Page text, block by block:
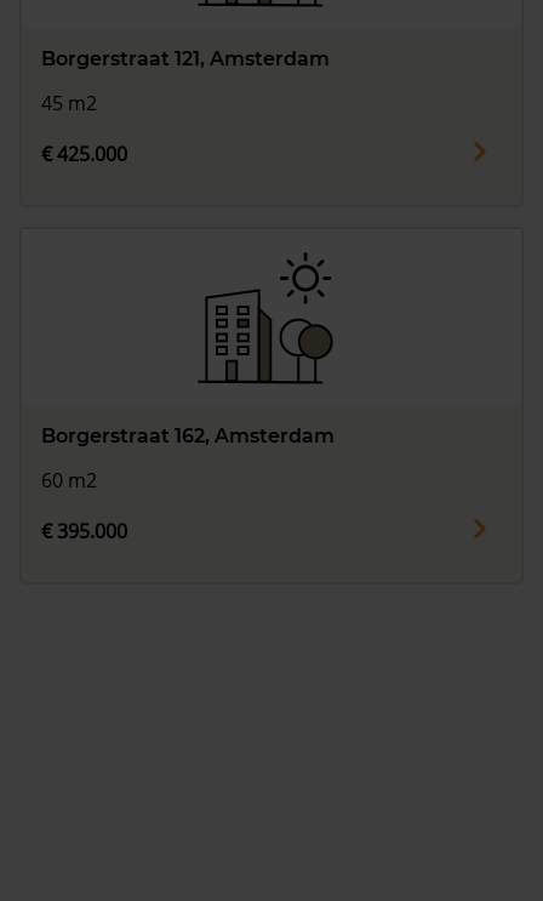
Borgerstraat 121, Amsterdam
45 m2
€ 425.000
Borgerstraat 162, Amsterdam
60 m2
€ 395.000